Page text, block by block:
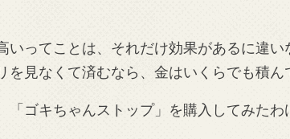
いってことは、それだけ効果があるに違い
を見なくて済むなら、金はいくらでも積ん
「ゴキちゃんストップ」を購入してみたわ